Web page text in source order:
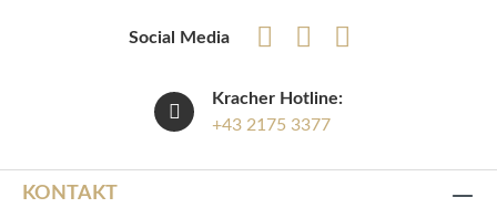
Social Media
Kracher Hotline:
+43 2175 3377
KONTAKT